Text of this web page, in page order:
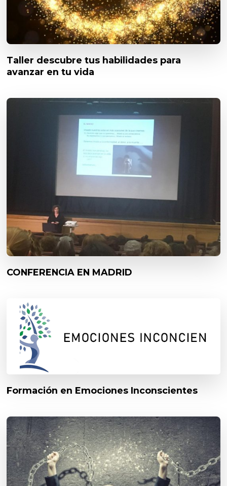
Taller descubre tus habilidades para
avanzar en tu vida
CONFERENCIA EN MADRID
Formación en Emociones Inconscientes